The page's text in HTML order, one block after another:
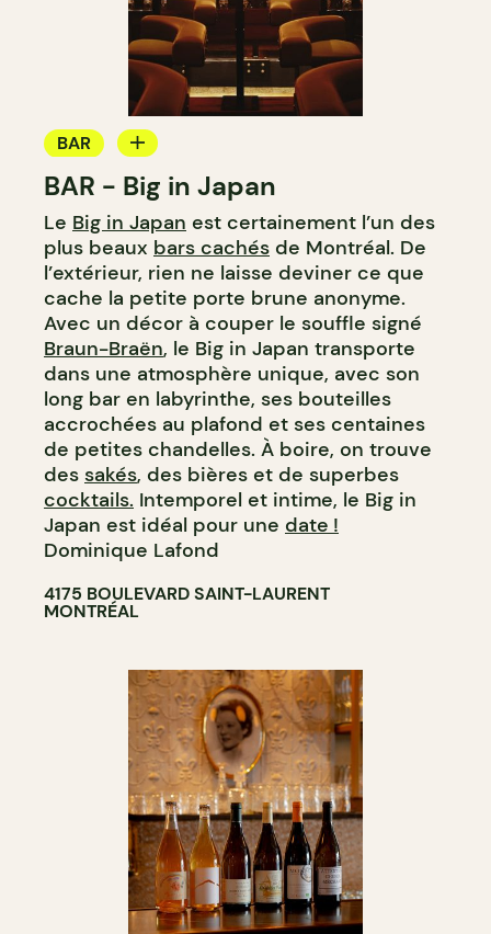
BAR
BAR À COCKTAIL
BAR - Big in Japan
Le Big in Japan est certainement l’un des
plus beaux bars cachés de Montréal. De
l’extérieur, rien ne laisse deviner ce que
cache la petite porte brune anonyme.
Avec un décor à couper le souffle signé
Braun-Braën, le Big in Japan transporte
dans une atmosphère unique, avec son
long bar en labyrinthe, ses bouteilles
accrochées au plafond et ses centaines
de petites chandelles. À boire, on trouve
des sakés, des bières et de superbes
cocktails. Intemporel et intime, le Big in
Japan est idéal pour une date !
Dominique Lafond
4175 BOULEVARD SAINT-LAURENT
MONTRÉAL